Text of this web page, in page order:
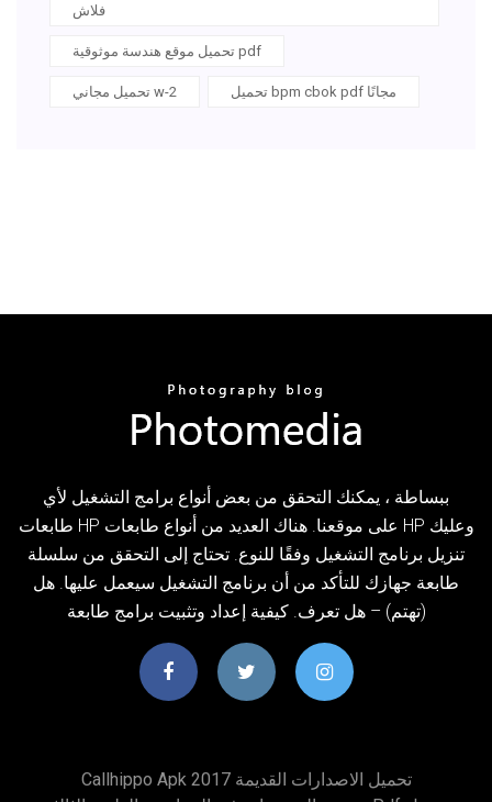
فلاش
تحميل موقع هندسة موثوقية pdf
تحميل مجاني w-2 تحميل bpm cbok pdf مجانًا
ببساطة ، يمكنك التحقق من بعض أنواع برامج التشغيل لأي
طابعات HP على موقعنا. هناك العديد من أنواع طابعات HP وعليك
تنزيل برنامج التشغيل وفقًا للنوع. تحتاج إلى التحقق من سلسلة
طابعة جهازك للتأكد من أن برنامج التشغيل سيعمل عليها. هل
(تهتم) – هل تعرف. كيفية إعداد وتثبيت برامج طابعة
Callhippo Apk تحميل الاصدارات القديمة 2017